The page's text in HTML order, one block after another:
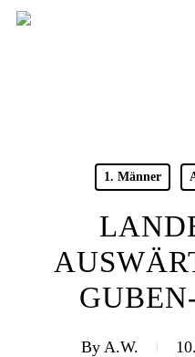
Skip
1. Männer
By A.W.